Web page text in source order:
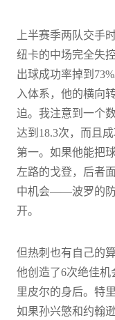
上半赛季两队交手
纽卡的中场完全失
出球成功率掉到
入体系，他的横向
迫。我注意到一个
达到18.3次，而且
第一。如果他能把
左路的戈登，后者
中机会——波罗的防
开。
但热刺也有自己的
他创造了6次绝佳
里皮尔的身后。特
如果孙兴慜和约翰